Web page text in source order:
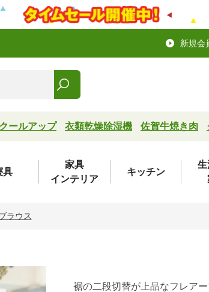
新規会
ールアップ 衣類乾燥除湿機 佐賀牛焼き肉
具
家具
インテリア
キッチン
生
ラウス
裾の二段切替が上品なフレア